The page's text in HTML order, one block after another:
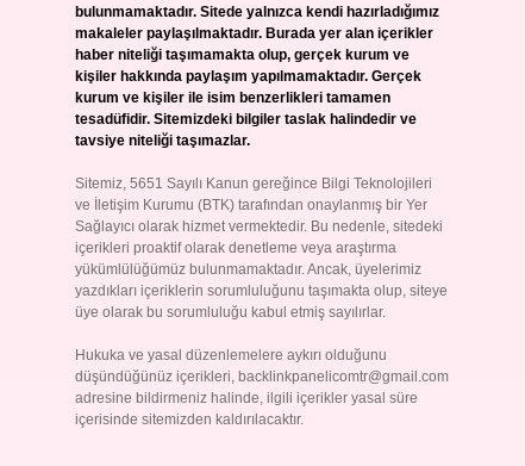
bulunmamaktadır. Sitede yalnızca kendi hazırladığımız
makaleler paylaşılmaktadır. Burada yer alan içerikler
haber niteliği taşımamakta olup, gerçek kurum ve
kişiler hakkında paylaşım yapılmamaktadır. Gerçek
kurum ve kişiler ile isim benzerlikleri tamamen
tesadüfidir. Sitemizdeki bilgiler taslak halindedir ve
tavsiye niteliği taşımazlar.
Sitemiz, 5651 Sayılı Kanun gereğince Bilgi Teknolojileri
ve İletişim Kurumu (BTK) tarafından onaylanmış bir Yer
Sağlayıcı olarak hizmet vermektedir. Bu nedenle, sitedeki
içerikleri proaktif olarak denetleme veya araştırma
yükümlülüğümüz bulunmamaktadır. Ancak, üyelerimiz
yazdıkları içeriklerin sorumluluğunu taşımakta olup, siteye
üye olarak bu sorumluluğu kabul etmiş sayılırlar.
Hukuka ve yasal düzenlemelere aykırı olduğunu
düşündüğünüz içerikleri, backlinkpanelicomtr@gmail.com
adresine bildirmeniz halinde, ilgili içerikler yasal süre
içerisinde sitemizden kaldırılacaktır.